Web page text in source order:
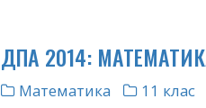
ДПА 2014:
Математика
11 клас